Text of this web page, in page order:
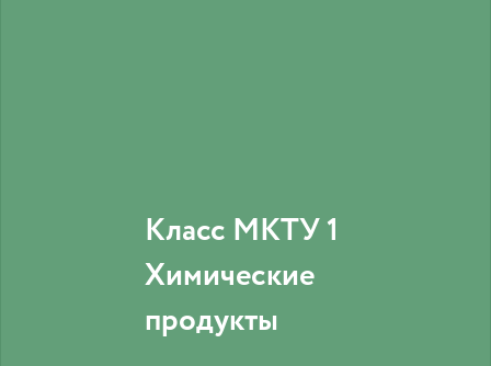
Класс МКТУ 1
Химические
продукты